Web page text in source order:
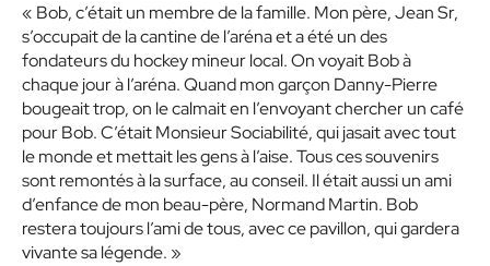
« Bob, c’était un membre de la famille. Mon père, Jean Sr,
s’occupait de la cantine de l’aréna et a été un des
fondateurs du hockey mineur local. On voyait Bob à
chaque jour à l’aréna. Quand mon garçon Danny-Pierre
bougeait trop, on le calmait en l’envoyant chercher un café
pour Bob. C’était Monsieur Sociabilité, qui jasait avec tout
le monde et mettait les gens à l’aise. Tous ces souvenirs
sont remontés à la surface, au conseil. Il était aussi un ami
d’enfance de mon beau-père, Normand Martin. Bob
restera toujours l’ami de tous, avec ce pavillon, qui gardera
vivante sa légende. »